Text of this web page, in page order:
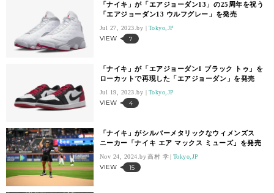
「ナイキ」が「エアジョーダン13」の25周年を祝う
「エアジョーダン13 ウルフグレー」を発売
Jul 27, 2023. Tokyo,JP
VIEW 7
「ナイキ」が「エアジョーダン1 ブラック トゥ」を
ローカットで再現した「エアジョーダン」を発売
Jul 19, 2023. Tokyo,JP
VIEW 4
「ナイキ」がシルバーメタリックなウィメンズス
ニーカー「ナイキ エア マックス ミューズ」を発売
Nov 24, 2024. 高村 学 Tokyo,JP
VIEW 15